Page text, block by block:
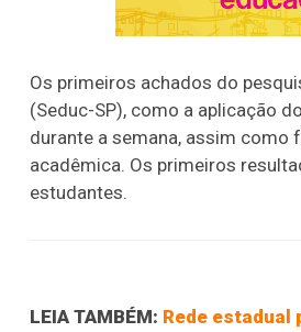
Os primeiros achados do
(Seduc-SP), como a aplicação
durante a semana, assim como
acadêmica. Os primeiros
estudantes.
LEIA TAMBÉM: Rede estadual